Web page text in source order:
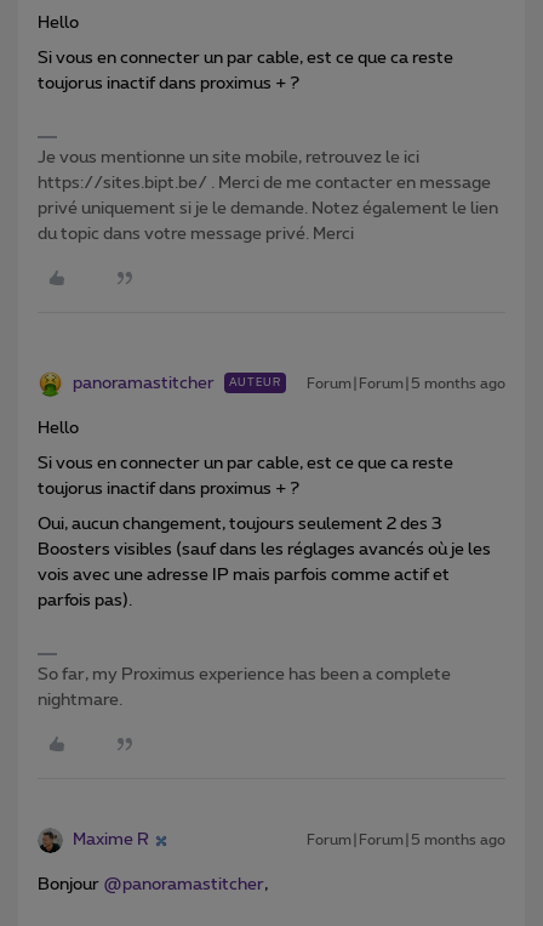
Hello
Si vous en connecter un par cable, est ce que ca reste
toujorus inactif dans proximus + ?
Je vous mentionne un site mobile, retrouvez le ici
https://sites.bipt.be/ . Merci de me contacter en message
privé uniquement si je le demande. Notez également le lien
du topic dans votre message privé. Merci
panoramastitcher AUTEUR Forum|Forum|5 months ago
Hello
Si vous en connecter un par cable, est ce que ca reste
toujorus inactif dans proximus + ?
Oui, aucun changement, toujours seulement 2 des 3
Boosters visibles (sauf dans les réglages avancés où je les
vois avec une adresse IP mais parfois comme actif et
parfois pas).
So far, my Proximus experience has been a complete
nightmare.
Maxime R Forum|Forum|5 months ago
Bonjour ​ @panoramastitcher,